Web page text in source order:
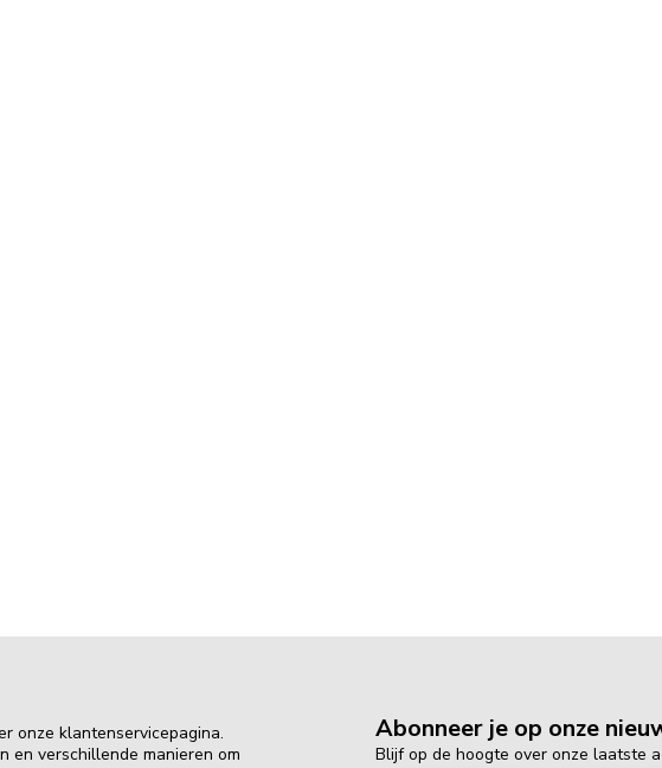
onze klantenservicepagina.
en verschillende manieren om
Abonneer je op onze
Blijf op de hoogte over onze laatste